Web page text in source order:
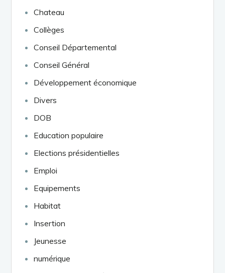
Chateau
Collèges
Conseil Départemental
Conseil Général
Développement économique
Divers
DOB
Education populaire
Elections présidentielles
Emploi
Equipements
Habitat
Insertion
Jeunesse
numérique